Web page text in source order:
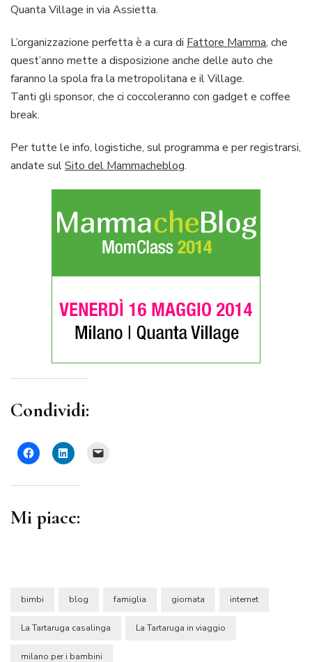
Quanta Village in via Assietta.
L’organizzazione perfetta è a cura di Fattore Mamma, che
quest’anno mette a disposizione anche delle auto che
faranno la spola fra la metropolitana e il Village.
Tanti gli sponsor, che ci coccoleranno con gadget e coffee
break.
Per tutte le info, logistiche, sul programma e per registrarsi,
andate sulSito del Mammacheblog.
Condividi:
Mi piace:
bimbi blog famiglia giornata internet
La Tartaruga casalinga La Tartaruga in viaggio
milano per i bambini